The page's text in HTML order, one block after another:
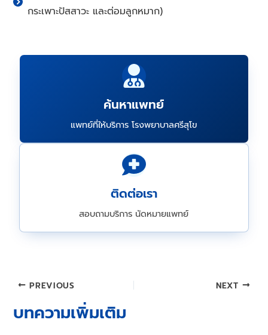
กระเพาะปัสสาวะ และต่อมลูกหมาก)
ค้นหาแพทย์
แพทย์ที่ให้บริการ โรงพยาบาลศรีสุโข
ติดต่อเรา
สอบถามบริการ นัดหมายแพทย์
Post
PREVIOUS NEXT
บทความเพิ่มเติม